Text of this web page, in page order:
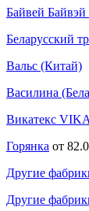
Байвей
Беларусский
Вальс (Китай)
Василина
Викатекс
Горянка от
Другие
Другие